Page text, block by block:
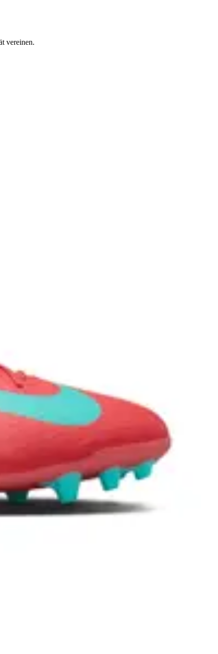
vereinen.